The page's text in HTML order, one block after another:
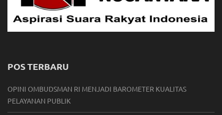
POS TERBARU
OPINI OMBUDSMAN RI MENJADI BAROMETER KUALITAS
PELAYANAN PUBLIK